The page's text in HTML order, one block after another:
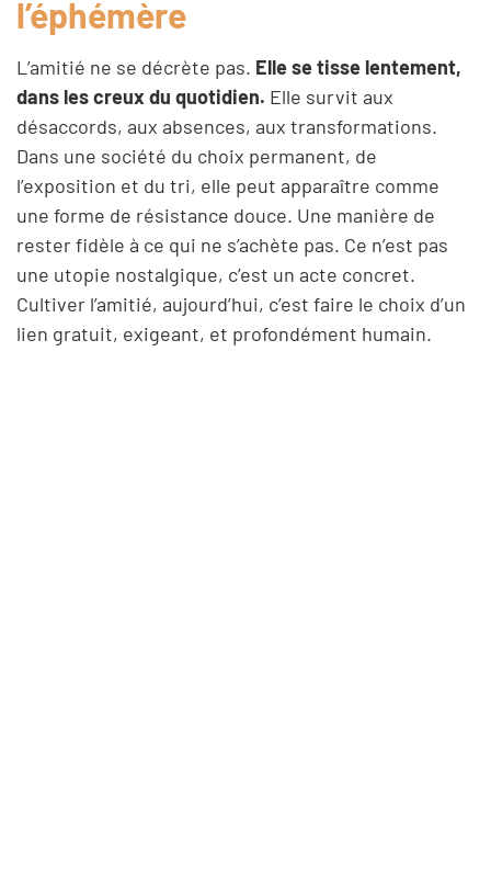
l’éphémère
L’amitié ne se décrète pas. Elle se tisse lentement,
dans les creux du quotidien. Elle survit aux
désaccords, aux absences, aux transformations.
Dans une société du choix permanent, de
l’exposition et du tri, elle peut apparaître comme
une forme de résistance douce. Une manière de
rester fidèle à ce qui ne s’achète pas. Ce n’est pas
une utopie nostalgique, c’est un acte concret.
Cultiver l’amitié, aujourd’hui, c’est faire le choix d’un
lien gratuit, exigeant, et profondément humain.